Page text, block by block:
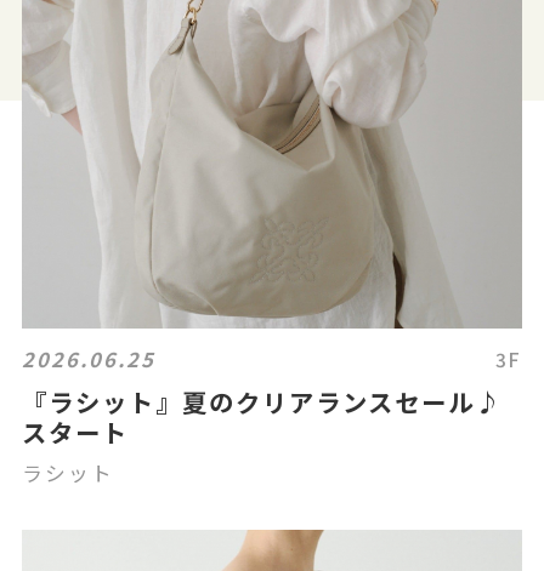
2026.06.25 3F
『ラシット』夏のクリアランスセール♪
スタート
ラシット